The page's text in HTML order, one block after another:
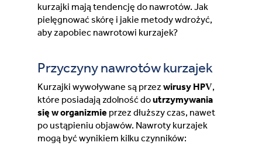
kurzajki mają tendencję do nawrotów. Jak
pielęgnować skórę i jakie metody wdrożyć,
aby zapobiec nawrotowi kurzajek?
Przyczyny nawrotów kurzajek
Kurzajki wywoływane są przezwirusy HPV,
które posiadają zdolność doutrzymywania
się w organizmie przez dłuższy czas, nawet
po ustąpieniu objawów. Nawroty kurzajek
mogą być wynikiem kilku czynników:
Latvia (Latvian)
Moldova (Moldovan)
Morocco (French)
Poland (Polish)